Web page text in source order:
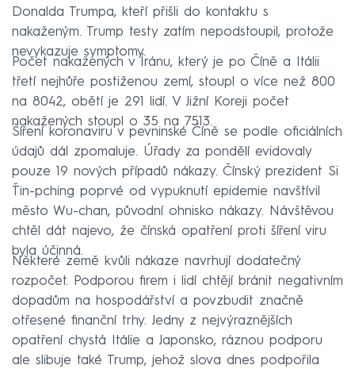
Donalda Trumpa, kteří přišli do kontaktu s
nakaženým. Trump testy zatím nepodstoupil, protože
nevykazuje symptomy.
Počet nakažených v Íránu, který je po Číně a Itálii
třetí nejhůře postiženou zemí, stoupl o více než 800
na 8042, obětí je 291 lidí. V Jižní Koreji počet
nakažených stoupl o 35 na 7513.
Šíření koronaviru v pevninské Číně se podle oficiálních
údajů dál zpomaluje. Úřady za pondělí evidovaly
pouze 19 nových případů nákazy. Čínský prezident Si
Ťin-pching poprvé od vypuknutí epidemie navštívil
město Wu-chan, původní ohnisko nákazy. Návštěvou
chtěl dát najevo, že čínská opatření proti šíření viru
byla účinná.
Některé země kvůli nákaze navrhují dodatečný
rozpočet. Podporou firem i lidí chtějí bránit negativním
dopadům na hospodářství a povzbudit značně
otřesené finanční trhy. Jedny z nejvýraznějších
opatření chystá Itálie a Japonsko, ráznou podporu
ale slibuje také Trump, jehož slova dnes podpořila